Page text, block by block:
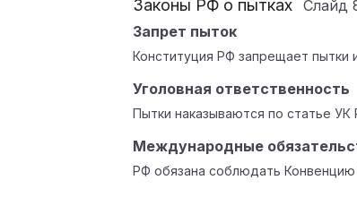
Законы РФ о пытках Слайд
Запрет пыток
Конституция РФ запрещает пытки
Уголовная ответственность
Пытки наказываются по статье УК
Международные
РФ обязана соблюдать